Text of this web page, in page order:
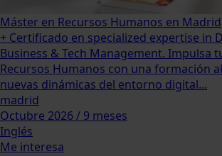
Máster en Recursos Humanos en Madrid
+ Certificado en specialized expertise in
Business & Tech Management. Impulsa
Recursos Humanos con una formación
nuevas dinámicas del entorno digital...
madrid
Octubre 2026 / 9 meses
Inglés
Me interesa